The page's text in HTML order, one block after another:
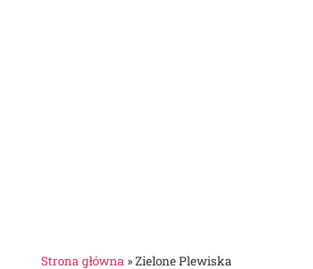
Strona główna »Zielone Plewiska